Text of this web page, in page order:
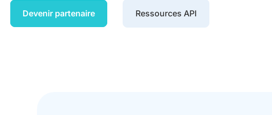
Devenir partenaire Ressources API